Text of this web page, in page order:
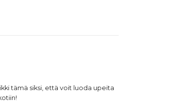
tämä siksi, että voit luoda upeita